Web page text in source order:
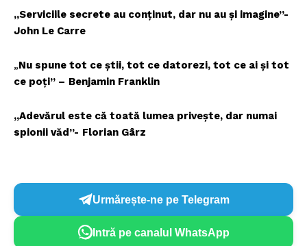
„Serviciile secrete au conținut, dar nu au și imagine”-
John Le Carre
„Nu spune tot ce ştii, tot ce datorezi, tot ce ai şi tot
ce poţi” – Benjamin Franklin
„Adevărul este că toată lumea priveşte, dar numai
spionii văd”- Florian Gârz
Urmărește-ne pe Telegram
Intră pe canalul WhatsApp